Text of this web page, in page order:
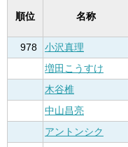
順位 名称
978
小沢真理
増田こうすけ
木谷椎
中山昌亮
アントンシク